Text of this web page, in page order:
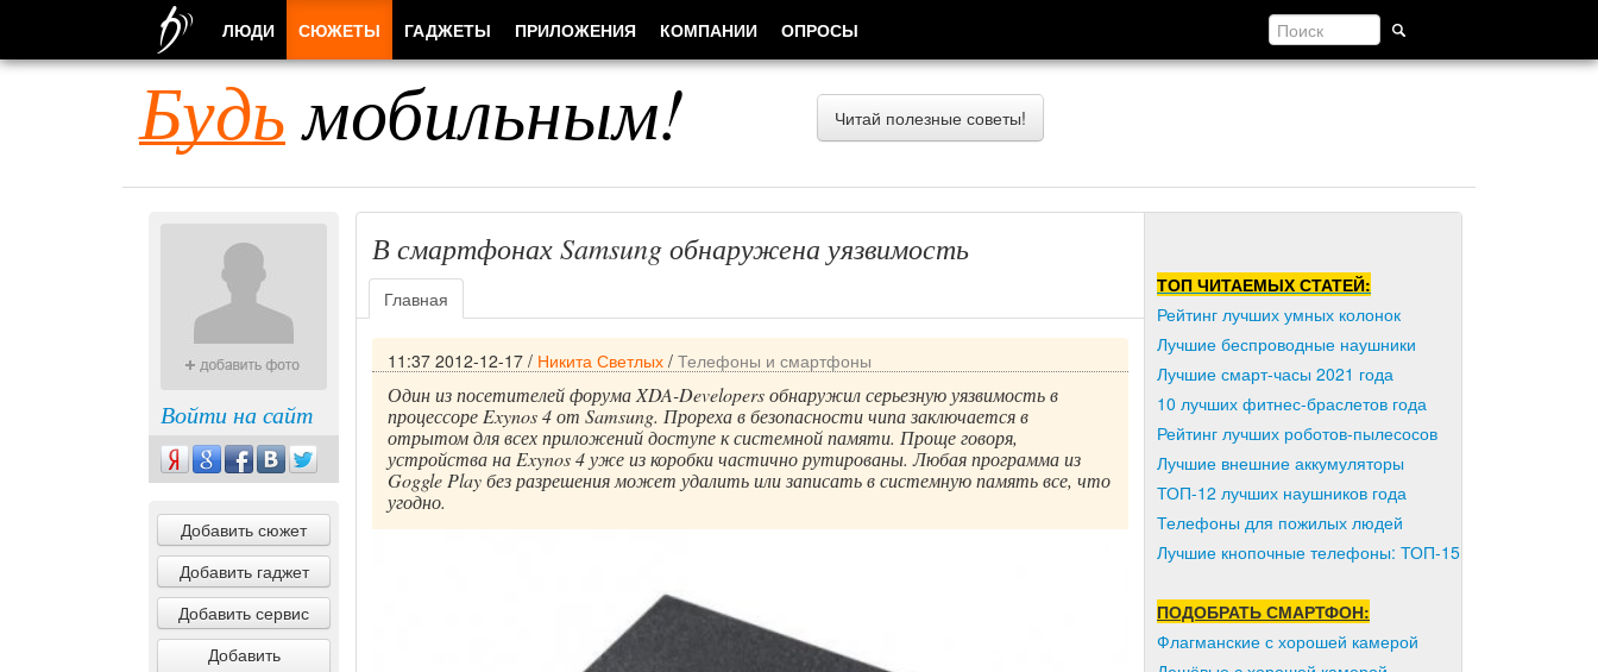
Будьмобильным! Читай полезные советы!
Войти на сайт
Добавить сюжет
Добавить гаджет
Добавить сервис
Добавить
В смартфонах Samsung обнаружена уязвимость
Главная
11:37 2012-12-17 / Никита Светлых / Телефоны и смартфоны
Один из посетителей форума XDA-Developers обнаружил серьезную уязвимость в
процессоре Exynos 4 от Samsung. Прореха в безопасности чипа заключается в
отрытом для всех приложений доступе к системной памяти. Проще говоря,
устройства на Exynos 4 уже из коробки частично рутированы. Любая программа из
Goggle Play без разрешения может удалить или записать в системную память все, что
угодно.
ТОП ЧИТАЕМЫХ СТАТЕЙ:
Рейтинг лучших умных колонок
Лучшие беспроводные наушники
Лучшие смарт-часы 2021 года
10 лучших фитнес-браслетов года
Рейтинг лучших роботов-пылесосов
Лучшие внешние аккумуляторы
ТОП-12 лучших наушников года
Телефоны для пожилых людей
Лучшие кнопочные телефоны: ТОП-15
ПОДОБРАТЬ СМАРТФОН:
Флагманские с хорошей камерой
ЛЮДИ СЮЖЕТЫ ГАДЖЕТЫ ПРИЛОЖЕНИЯ КОМПАНИИ ОПРОСЫ